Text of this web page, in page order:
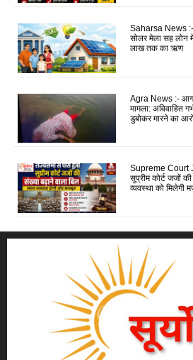
Saharsa News
सोलर मेला सह लोन
लाख तक का ऋण
Agra News :-
मामला: अविवाहित
डुबोकर मारने का
Supreme Court
सुप्रीम कोर्ट जजों
व्यवस्था को मिलेगी